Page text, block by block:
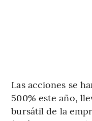
Las acciones se
500% este año,
bursátil de la